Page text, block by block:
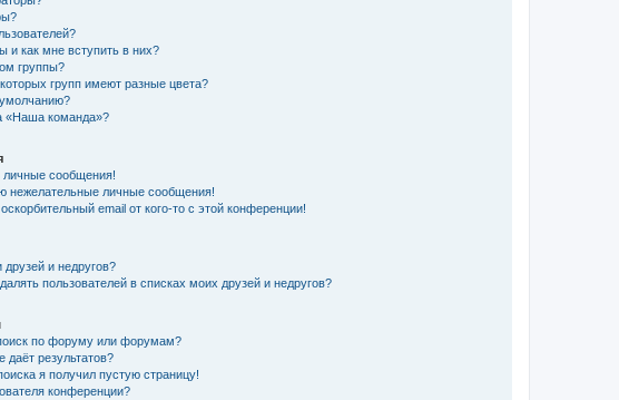
и как мне вступить в них?
группы?
групп имеют разные цвета?
умолчанию?
«Наша команда»?
личные сообщения!
нежелательные личные сообщения!
email от кого-то с этой конференции!
друзей и недругов?
пользователей в списках моих друзей и недругов?
по форуму или форумам?
результатов?
я получил пустую страницу!
конференции?